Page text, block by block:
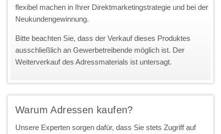
flexibel machen in Ihrer Direktmarketingstrategie und bei der
Neukundengewinnung.
Bitte beachten Sie, dass der Verkauf dieses Produktes
ausschließlich an Gewerbetreibende möglich ist. Der
Weiterverkauf des Adressmaterials ist untersagt.
Warum Adressen kaufen?
Unsere Experten sorgen dafür, dass Sie stets Zugriff auf